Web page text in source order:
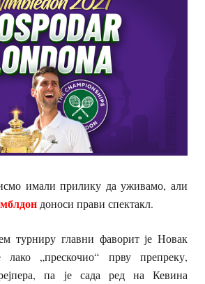
имали прилику да уживамо, али
доноси прави спектакл.
турниру главни фаворит је Новак
„прескочио“ прву препреку,
па је сада ред на Кевина